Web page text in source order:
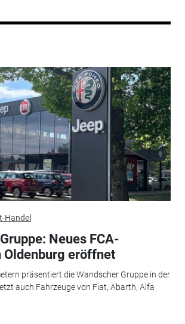
Handel
Neues FCA-
Oldenburg eröffnet
präsentiert die Wandscher Gruppe in der
auch Fahrzeuge von Fiat, Abarth, Alfa